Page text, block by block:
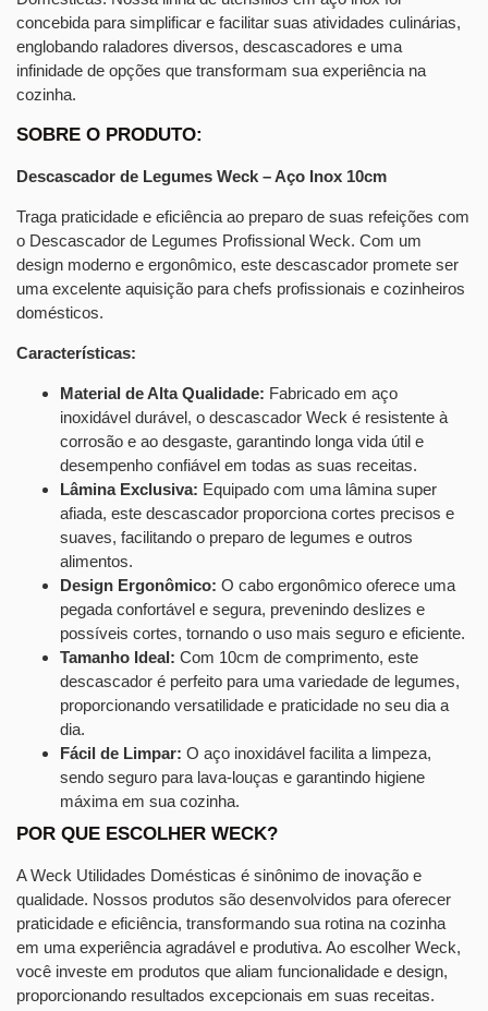
concebida para simplificar e facilitar suas atividades culinárias,
englobando raladores diversos, descascadores e uma
infinidade de opções que transformam sua experiência na
cozinha.
SOBRE O PRODUTO:
Descascador de Legumes Weck – Aço Inox 10cm
Traga praticidade e eficiência ao preparo de suas refeições com
o Descascador de Legumes Profissional Weck. Com um
design moderno e ergonômico, este descascador promete ser
uma excelente aquisição para chefs profissionais e cozinheiros
domésticos.
Características:
Material de Alta Qualidade: Fabricado em aço
inoxidável durável, o descascador Weck é resistente à
corrosão e ao desgaste, garantindo longa vida útil e
desempenho confiável em todas as suas receitas.
Lâmina Exclusiva: Equipado com uma lâmina super
afiada, este descascador proporciona cortes precisos e
suaves, facilitando o preparo de legumes e outros
alimentos.
Design Ergonômico: O cabo ergonômico oferece uma
pegada confortável e segura, prevenindo deslizes e
possíveis cortes, tornando o uso mais seguro e eficiente.
Tamanho Ideal: Com 10cm de comprimento, este
descascador é perfeito para uma variedade de legumes,
proporcionando versatilidade e praticidade no seu dia a
dia.
Fácil de Limpar: O aço inoxidável facilita a limpeza,
sendo seguro para lava-louças e garantindo higiene
máxima em sua cozinha.
POR QUE ESCOLHER WECK?
A Weck Utilidades Domésticas é sinônimo de inovação e
qualidade. Nossos produtos são desenvolvidos para oferecer
praticidade e eficiência, transformando sua rotina na cozinha
em uma experiência agradável e produtiva. Ao escolher Weck,
você investe em produtos que aliam funcionalidade e design,
proporcionando resultados excepcionais em suas receitas.